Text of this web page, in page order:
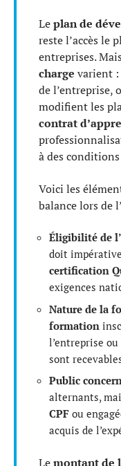
Leplan de
reste l’accès le
entreprises.
charge varient :
de l’entreprise,
modifient les
contrat
à des
Voici les
balance lors de
Éligibilité de
doit
certification
exigences
Nature de la
formation
l’entreprise
sont
Public
alternants,
CPF ou
acquis de
Lemontant de